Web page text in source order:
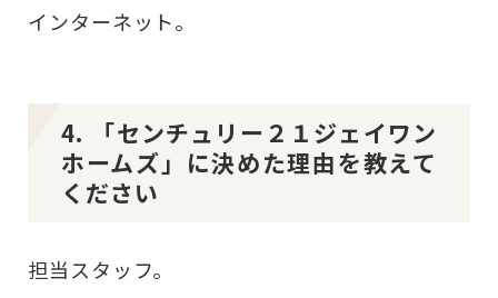
インターネット。
4. 「センチュリー２１ジェイワン
ホームズ」に決めた理由を教えて
ください
担当スタッフ。